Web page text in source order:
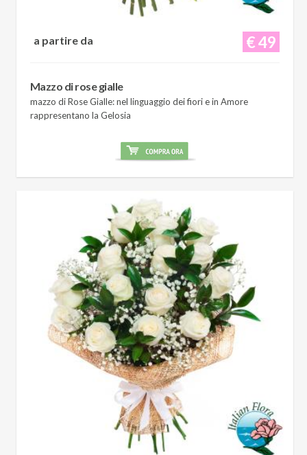
€ 49
a partire da
Mazzo di rose gialle
mazzo di Rose Gialle: nel linguaggio dei fiori e in Amore
rappresentano la Gelosia